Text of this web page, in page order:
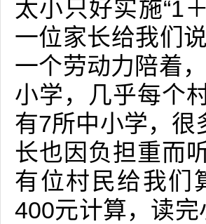
太小只好实施“1
一位家长给我们
一个劳动力陪着
小学，几乎每个
有7所中小学，很
长也因负担重而
有位村民给我们
400元计算，读